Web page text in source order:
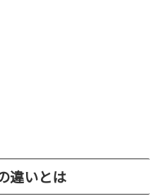
違いとは